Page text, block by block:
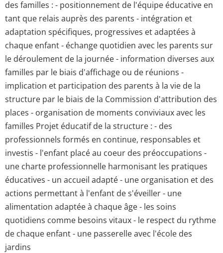
des familles : - positionnement de l'équipe éducative en
tant que relais auprès des parents - intégration et
adaptation spécifiques, progressives et adaptées à
chaque enfant - échange quotidien avec les parents sur
le déroulement de la journée - information diverses aux
familles par le biais d'affichage ou de réunions -
implication et participation des parents à la vie de la
structure par le biais de la Commission d'attribution des
places - organisation de moments conviviaux avec les
familles Projet éducatif de la structure : - des
professionnels formés en continue, responsables et
investis - l'enfant placé au coeur des préoccupations -
une charte professionnelle harmonisant les pratiques
éducatives - un accueil adapté - une organisation et des
actions permettant à l'enfant de s'éveiller - une
alimentation adaptée à chaque âge - les soins
quotidiens comme besoins vitaux - le respect du rythme
de chaque enfant - une passerelle avec l'école des
jardins